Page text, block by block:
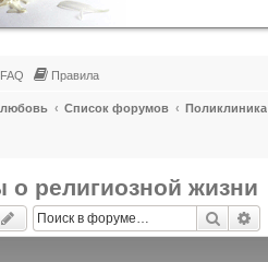
FAQ Правила
любовь Список форумов Поликлиника
о религиозной жизни
Поиск